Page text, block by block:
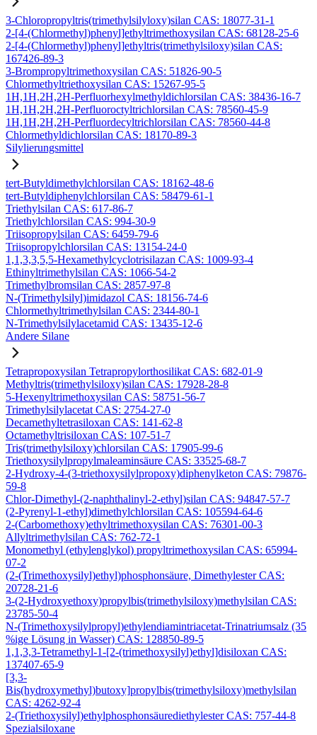
3-Chloropropyltris(trimethylsilyloxy)silan CAS: 18077-31-1
2-[4-(Chlormethyl)phenyl]ethyltrimethoxysilan CAS: 68128-25-6
2-[4-(Chlormethyl)phenyl]ethyltris(trimethylsiloxy)silan CAS:
167426-89-3
3-Brompropyltrimethoxysilan CAS: 51826-90-5
Chlormethyltriethoxysilan CAS: 15267-95-5
1H,1H,2H,2H-Perfluorhexylmethyldichlorsilan CAS: 38436-16-7
1H,1H,2H,2H-Perfluoroctyltrichlorsilan CAS: 78560-45-9
1H,1H,2H,2H-Perfluordecyltrichlorsilan CAS: 78560-44-8
Chlormethyldichlorsilan CAS: 18170-89-3
Silylierungsmittel
tert-Butyldimethylchlorsilan CAS: 18162-48-6
tert-Butyldiphenylchlorsilan CAS: 58479-61-1
Triethylsilan CAS: 617-86-7
Triethylchlorsilan CAS: 994-30-9
Triisopropylsilan CAS: 6459-79-6
Triisopropylchlorsilan CAS: 13154-24-0
1,1,3,3,5,5-Hexamethylcyclotrisilazan CAS: 1009-93-4
Ethinyltrimethylsilan CAS: 1066-54-2
Trimethylbromsilan CAS: 2857-97-8
N-(Trimethylsilyl)imidazol CAS: 18156-74-6
Chlormethyltrimethylsilan CAS: 2344-80-1
N-Trimethylsilylacetamid CAS: 13435-12-6
Andere Silane
Tetrapropoxysilan Tetrapropylorthosilikat CAS: 682-01-9
Methyltris(trimethylsiloxy)silan CAS: 17928-28-8
5-Hexenyltrimethoxysilan CAS: 58751-56-7
Trimethylsilylacetat CAS: 2754-27-0
Decamethyltetrasiloxan CAS: 141-62-8
Octamethyltrisiloxan CAS: 107-51-7
Tris(trimethylsiloxy)chlorsilan CAS: 17905-99-6
Triethoxysilylpropylmaleaminsäure CAS: 33525-68-7
2-Hydroxy-4-(3-triethoxysilylpropoxy)diphenylketon CAS: 79876-
59-8
Chlor-Dimethyl-(2-naphthalinyl-2-ethyl)silan CAS: 94847-57-7
(2-Pyrenyl-1-ethyl)dimethylchlorsilan CAS: 105594-64-6
2-(Carbomethoxy)ethyltrimethoxysilan CAS: 76301-00-3
Allyltrimethylsilan CAS: 762-72-1
Monomethyl (ethylenglykol) propyltrimethoxysilan CAS: 65994-
07-2
(2-(Trimethoxysilyl)ethyl)phosphonsäure, Dimethylester CAS:
20728-21-6
3-(2-Hydroxyethoxy)propylbis(trimethylsiloxy)methylsilan CAS:
23785-50-4
N-(Trimethoxysilylpropyl)ethylendiamintriacetat-Trinatriumsalz (35
%ige Lösung in Wasser) CAS: 128850-89-5
1,1,3,3-Tetramethyl-1-[2-(trimethoxysilyl)ethyl]disiloxan CAS:
137407-65-9
[3,3-
Bis(hydroxymethyl)butoxy]propylbis(trimethylsiloxy)methylsilan
CAS: 4262-92-4
2-(Triethoxysilyl)ethylphosphonsäurediethylester CAS: 757-44-8
Spezialsiloxane